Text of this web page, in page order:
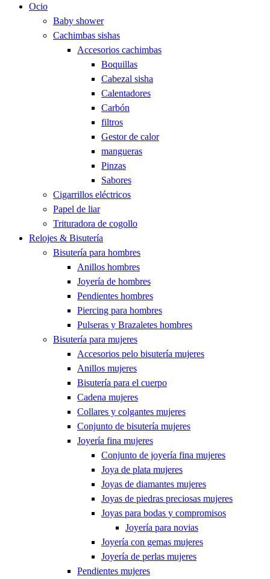
Ocio
Baby shower
Cachimbas sishas
Accesorios cachimbas
Boquillas
Cabezal sisha
Calentadores
Carbón
filtros
Gestor de calor
mangueras
Pinzas
Sabores
Cigarrillos eléctricos
Papel de liar
Trituradora de cogollo
Relojes & Bisutería
Bisutería para hombres
Anillos hombres
Joyería de hombres
Pendientes hombres
Piercing para hombres
Pulseras y Brazaletes hombres
Bisutería para mujeres
Accesorios pelo bisutería mujeres
Anillos mujeres
Bisutería para el cuerpo
Cadena mujeres
Collares y colgantes mujeres
Conjunto de bisutería mujeres
Joyería fina mujeres
Conjunto de joyería fina mujeres
Joya de plata mujeres
Joyas de diamantes mujeres
Joyas de piedras preciosas mujeres
Joyas para bodas y compromisos
Joyería para novias
Joyería con gemas mujeres
Joyería de perlas mujeres
Pendientes mujeres